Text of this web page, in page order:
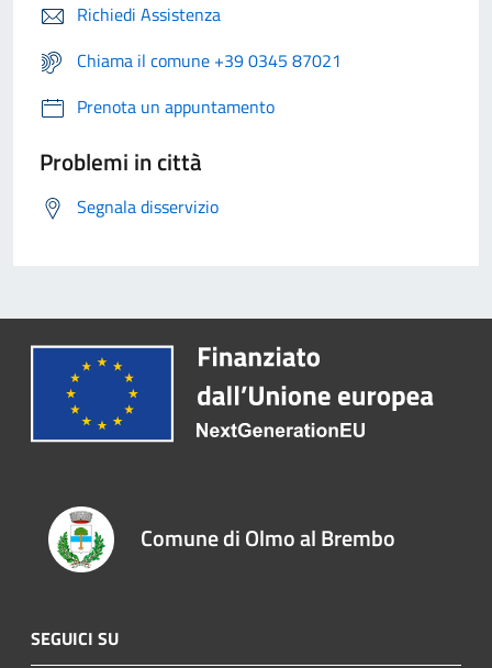
Richiedi Assistenza
Chiama il comune +39 0345 87021
Prenota un appuntamento
Problemi in città
Segnala disservizio
Comune di Olmo al Brembo
SEGUICI SU